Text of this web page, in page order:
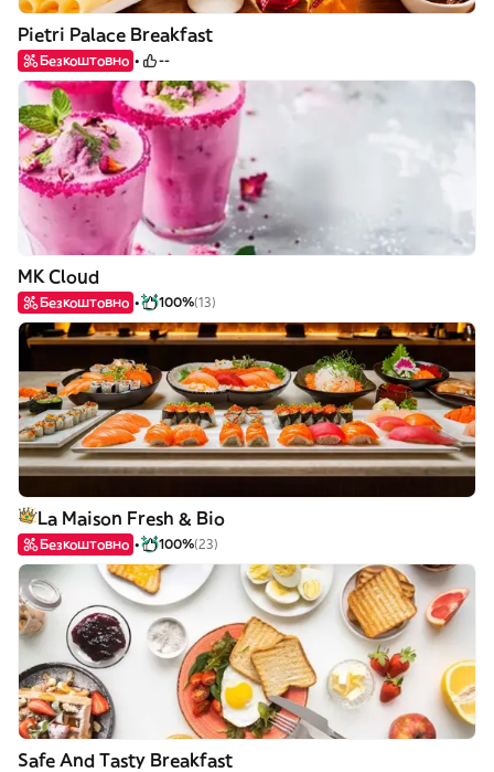
Pietri Palace Breakfast
Безкоштовно --
MK Cloud
Безкоштовно 100%(13)
La Maison Fresh & Bio
Безкоштовно 100%(23)
Safe And Tasty Breakfast